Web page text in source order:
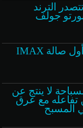
الترند
جولف
وزيرة الثقافة تفتتح أول صالة IMAX
لا ينتج عن
تفاعله مع عرق
المسبح